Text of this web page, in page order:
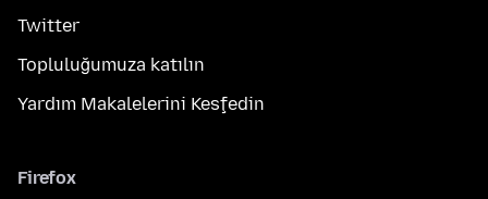
Twitter
Topluluğumuza katılın
Yardım Makalelerini Keşfedin
Firefox